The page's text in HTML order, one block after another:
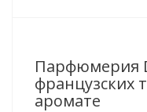
Парфюмерия
французских
аромате